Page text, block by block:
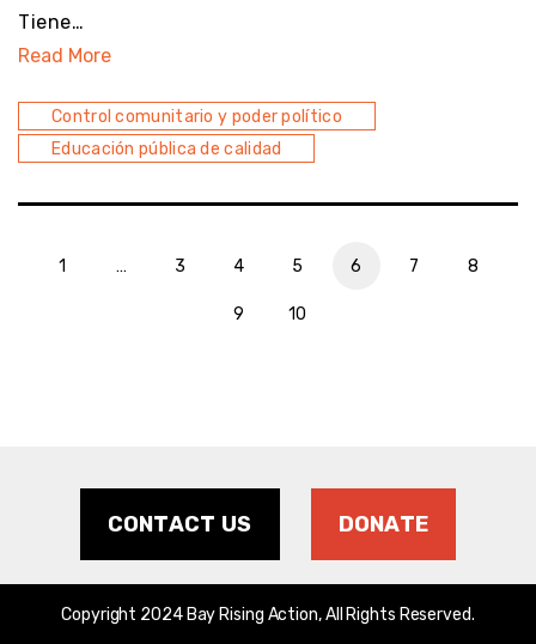
Tiene…
Read More
Control comunitario y poder político
Educación pública de calidad
1 … 3 4 5 6 7 8
9 10
CONTACT US DONATE
Copyright 2024 Bay Rising Action, All Rights Reserved.